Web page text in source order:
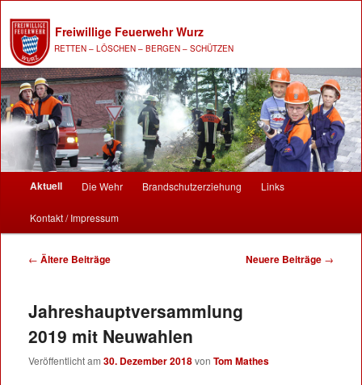
Freiwillige Feuerwehr Wurz
RETTEN – LÖSCHEN – BERGEN – SCHÜTZEN
Hauptmenü
Zum Inhalt wechseln
Zum sekundären Inhalt wechseln
Aktuell Die Wehr Brandschutzerziehung Links
Kontakt / Impressum
Beitrags-Navigation
← Ältere Beiträge Neuere Beiträge →
Jahreshauptversammlung
2019 mit Neuwahlen
Veröffentlicht am 30. Dezember 2018von Tom Mathes